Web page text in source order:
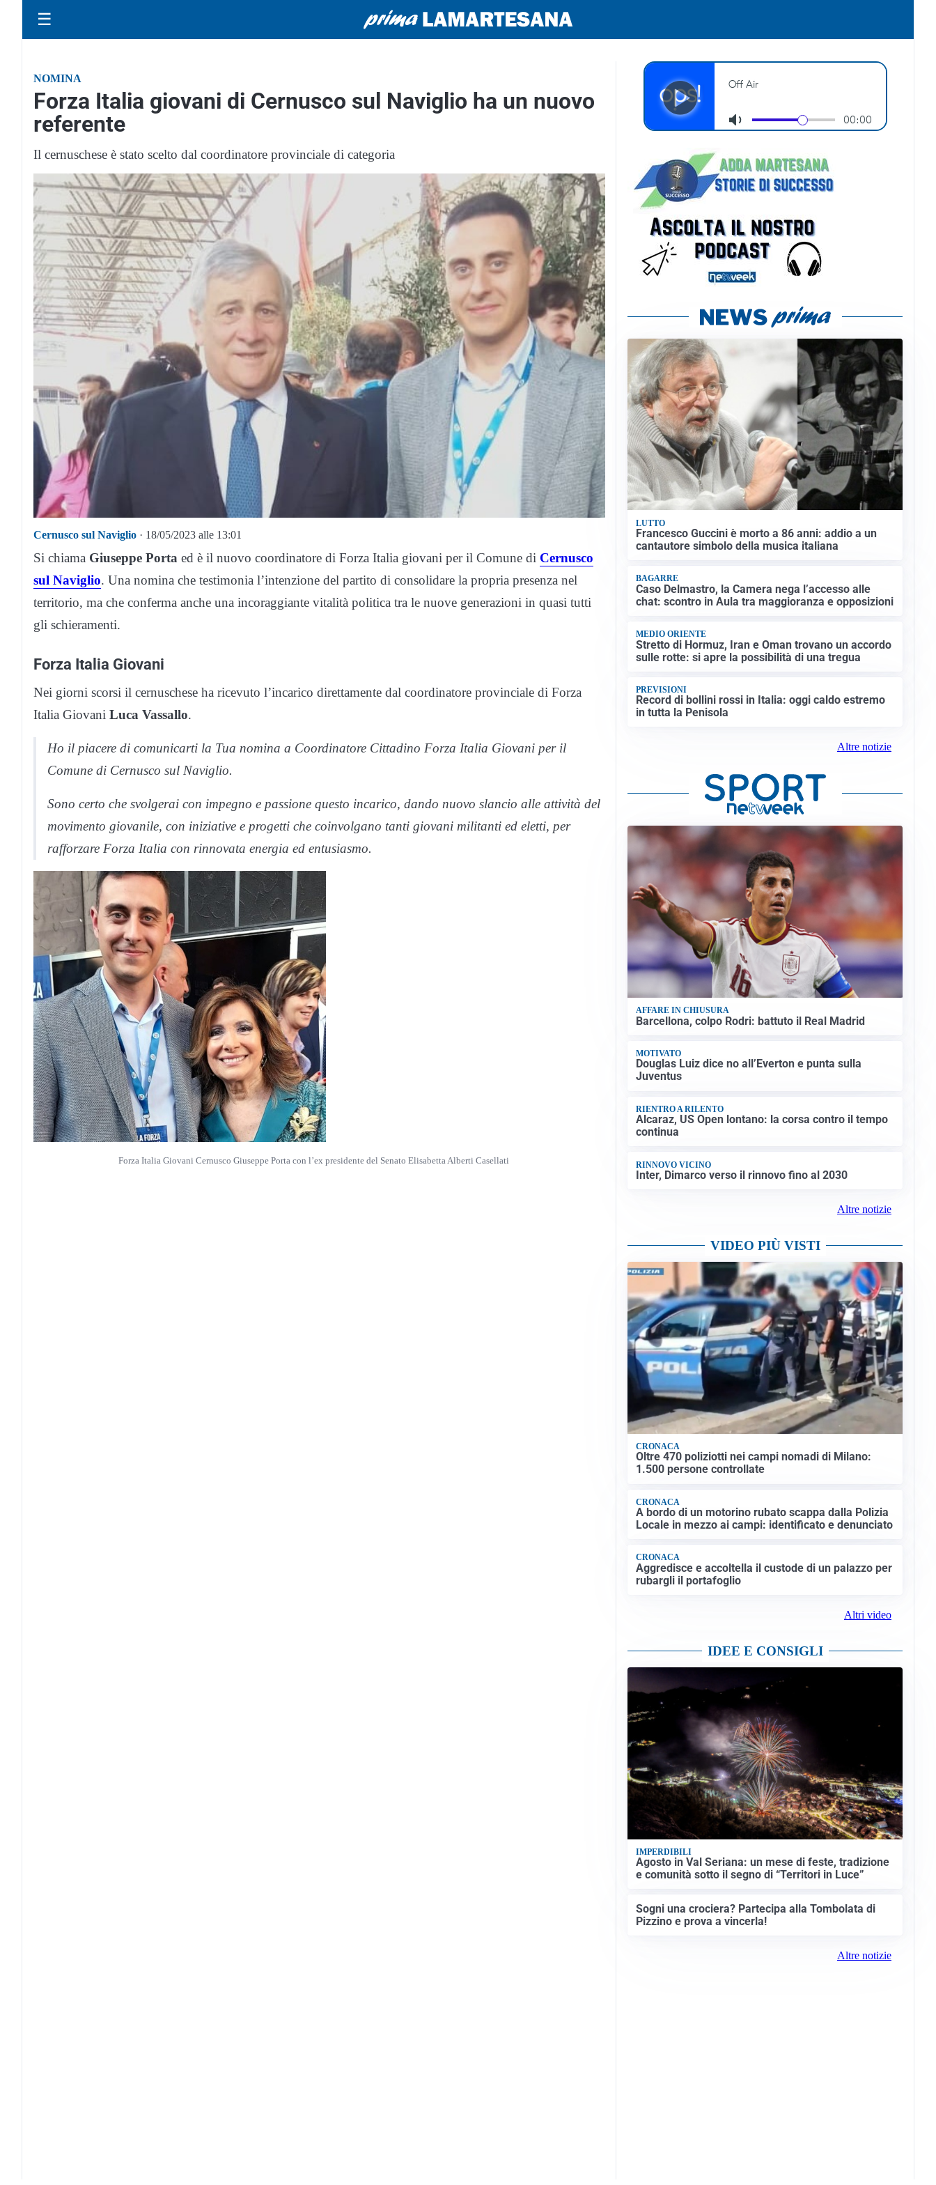
☰
NOMINA
Forza Italia giovani di Cernusco sul Naviglio ha un nuovo
referente
Il cernuschese è stato scelto dal coordinatore provinciale di categoria
Cernusco sul Naviglio · 18/05/2023 alle 13:01
Si chiama Giuseppe Porta ed è il nuovo coordinatore di Forza Italia giovani per il Comune di Cernusco
sul Naviglio. Una nomina che testimonia l’intenzione del partito di consolidare la propria presenza nel
territorio, ma che conferma anche una incoraggiante vitalità politica tra le nuove generazioni in quasi tutti
gli schieramenti.
Forza Italia Giovani
Nei giorni scorsi il cernuschese ha ricevuto l’incarico direttamente dal coordinatore provinciale di Forza
Italia Giovani Luca Vassallo.
Ho il piacere di comunicarti la Tua nomina a Coordinatore Cittadino Forza Italia Giovani per il
Comune di Cernusco sul Naviglio.
Sono certo che svolgerai con impegno e passione questo incarico, dando nuovo slancio alle attività del
movimento giovanile, con iniziative e progetti che coinvolgano tanti giovani militanti ed eletti, per
rafforzare Forza Italia con rinnovata energia ed entusiasmo.
Forza Italia Giovani Cernusco Giuseppe Porta con l’ex presidente del Senato Elisabetta Alberti Casellati
LUTTO
Francesco Guccini è morto a 86 anni: addio a un
cantautore simbolo della musica italiana
BAGARRE
Caso Delmastro, la Camera nega l’accesso alle
chat: scontro in Aula tra maggioranza e opposizioni
MEDIO ORIENTE
Stretto di Hormuz, Iran e Oman trovano un accordo
sulle rotte: si apre la possibilità di una tregua
PREVISIONI
Record di bollini rossi in Italia: oggi caldo estremo
in tutta la Penisola
Altre notizie
AFFARE IN CHIUSURA
Barcellona, colpo Rodri: battuto il Real Madrid
MOTIVATO
Douglas Luiz dice no all’Everton e punta sulla
Juventus
RIENTRO A RILENTO
Alcaraz, US Open lontano: la corsa contro il tempo
continua
RINNOVO VICINO
Inter, Dimarco verso il rinnovo fino al 2030
Altre notizie
VIDEO PIÙ VISTI
CRONACA
Oltre 470 poliziotti nei campi nomadi di Milano:
1.500 persone controllate
CRONACA
A bordo di un motorino rubato scappa dalla Polizia
Locale in mezzo ai campi: identificato e denunciato
CRONACA
Aggredisce e accoltella il custode di un palazzo per
rubargli il portafoglio
Altri video
IDEE E CONSIGLI
IMPERDIBILI
Agosto in Val Seriana: un mese di feste, tradizione
e comunità sotto il segno di “Territori in Luce”
Sogni una crociera? Partecipa alla Tombolata di
Pizzino e prova a vincerla!
Altre notizie